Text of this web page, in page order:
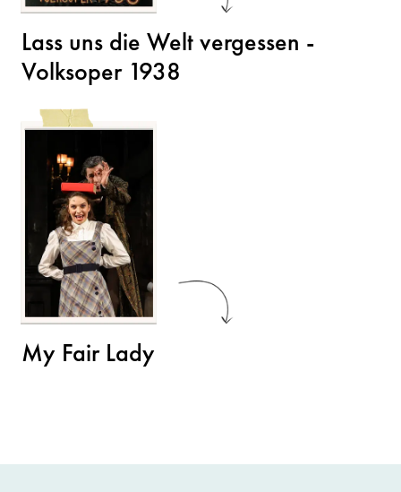
Lass uns die Welt vergessen -
Volksoper 1938
My Fair Lady